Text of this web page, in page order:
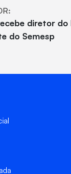
diretor do
do Semesp